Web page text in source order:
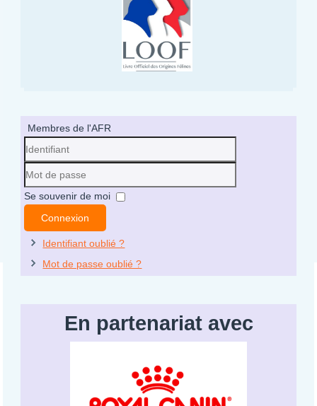
Membres de l'AFR
Identifiant
Mot
passe
Se souvenir de moi
Connexion
Identifiant oublié ?
Mot de passe oublié ?
En partenariat avec